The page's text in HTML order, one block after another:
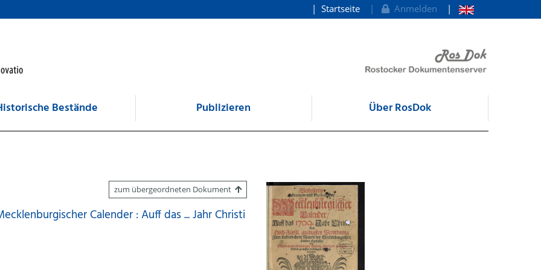
Startseite Anmelden
Bestände Publizieren Über RosDok
zum übergeordneten Dokument
Calender : Auff das ... Jahr Christi